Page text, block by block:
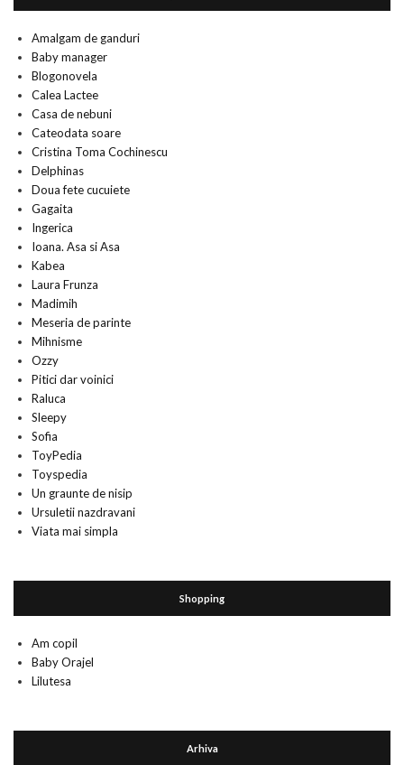
Amalgam de ganduri
Baby manager
Blogonovela
Calea Lactee
Casa de nebuni
Cateodata soare
Cristina Toma Cochinescu
Delphinas
Doua fete cucuiete
Gagaita
Ingerica
Ioana. Asa si Asa
Kabea
Laura Frunza
Madimih
Meseria de parinte
Mihnisme
Ozzy
Pitici dar voinici
Raluca
Sleepy
Sofia
ToyPedia
Toyspedia
Un graunte de nisip
Ursuletii nazdravani
Viata mai simpla
Shopping
Am copil
Baby Orajel
Lilutesa
Arhiva